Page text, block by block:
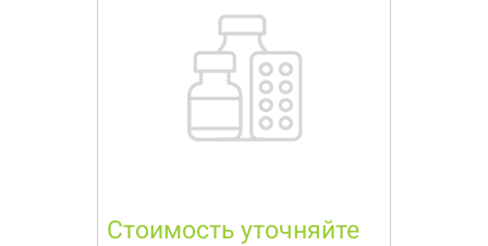
Стоимость уточняйте